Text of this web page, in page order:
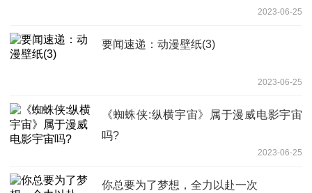
2023-06-25
要闻速递：动漫壁纸(3)
2023-06-25
《蜘蛛侠:纵横宇宙》属于漫威电影宇宙
吗?
2023-06-25
你总要为了梦想，全力以赴一次